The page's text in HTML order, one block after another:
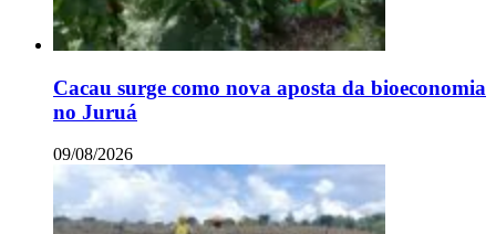
Cacau surge como nova aposta da bioeconomia
no Juruá
09/08/2026